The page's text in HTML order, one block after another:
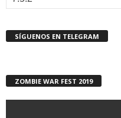
SÍGUENOS EN TELEGRAM
ZOMBIE WAR FEST 2019